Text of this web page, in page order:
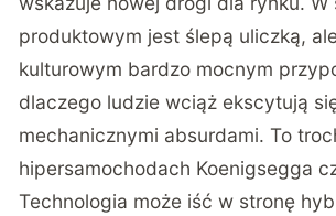
produktowym jest ślepą uliczką,
kulturowym bardzo mocnym
dlaczego ludzie wciąż ekscytują
mechanicznymi absurdami. To
hipersamochodach Koenigsegga
Technologia może iść w stronę